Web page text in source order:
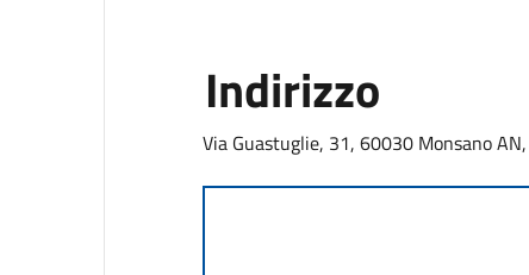
Indirizzo
Via Guastuglie, 31, 60030 Monsano